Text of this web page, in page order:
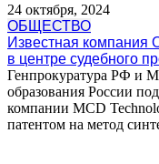
24 октября, 2024
ОБЩЕСТВО
Известная компания
в центре судебного
Генпрокуратура РФ и
образования России
компании MCD
патентом на метод